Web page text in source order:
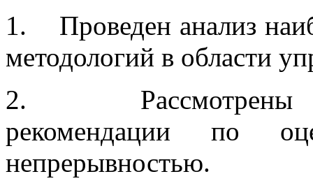
1. Проведен анализ
методологий в области
2. Рассмотрены
рекомендации по
непрерывностью.